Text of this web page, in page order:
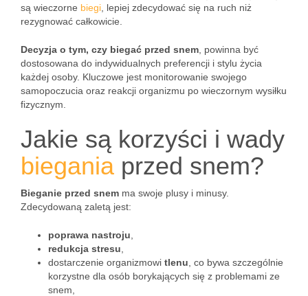
są wieczorne biegi , lepiej zdecydować się na ruch niż
rezygnować całkowicie.
Decyzja o tym, czy biegać przed snem , powinna być
dostosowana do indywidualnych preferencji i stylu życia
każdej osoby. Kluczowe jest monitorowanie swojego
samopoczucia oraz reakcji organizmu po wieczornym wysiłku
fizycznym.
Jakie są korzyści i wady
biegania przed snem?
Bieganie przed snem ma swoje plusy i minusy.
Zdecydowaną zaletą jest:
poprawa nastroju
redukcja stresu
dostarczenie organizmowi tlenu , co bywa szczególnie
korzystne dla osób borykających się z problemami ze
snem,